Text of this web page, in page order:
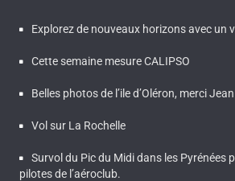
Explorez de nouveaux horizons avec un
Cette semaine mesure CALIPSO
Belles photos de l’ile d’Oléron, merci
Vol sur La Rochelle
Survol du Pic du Midi dans les Pyrénées
pilotes de l’aéroclub.